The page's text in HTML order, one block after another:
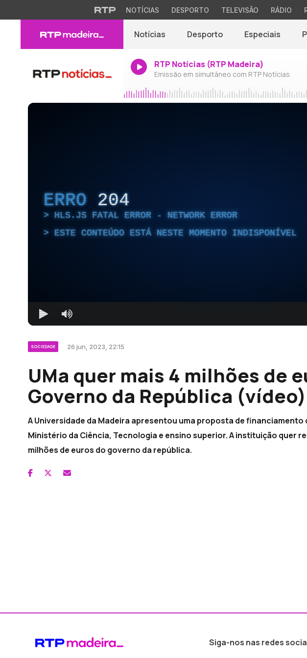
NOTÍCIAS DESPORTO TELEVISÃO RÁDIO
Notícias Desporto Especiais
RTP Notícias (RTP Madeira)
Emissão em simultâneo com RTP Notícias
ERRO 204
HLS.JS FATAL ERROR - NETWORK ERROR
ESTE CONTEÚDO ESTÁ NESTE MOMENTO INDISPONÍVEL
SOCIEDADE 26 jun, 2023, 22:15
UMa quer mais 4 milhões de
Governo da República (vídeo)
A Universidade da Madeira apresentou uma proposta de financiamento
Ministério da Ciência, Tecnologia e ensino superior. A instituição quer
milhões de euros do governo da república.
Siga-nos nas redes